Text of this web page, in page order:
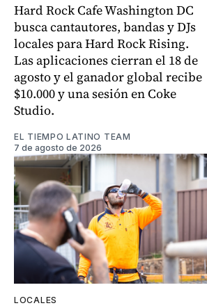
Hard Rock Cafe Washington DC
busca cantautores, bandas y DJs
locales para Hard Rock Rising.
Las aplicaciones cierran el 18 de
agosto y el ganador global recibe
$10.000 y una sesión en Coke
Studio.
EL TIEMPO LATINO TEAM
7 de agosto de 2026
LOCALES